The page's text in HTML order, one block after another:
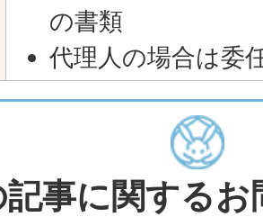
の書類
代理人の場合は委
記事に関する